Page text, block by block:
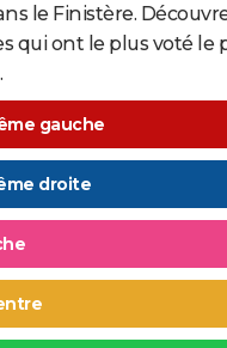
le Finistère.
qui ont le plus voté le
gauche
droite